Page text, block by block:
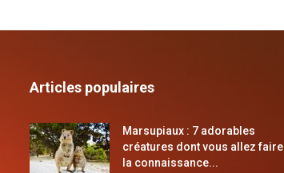
Articles populaires
Marsupiaux : 7 adorables
créatures dont vous allez faire
la connaissance...